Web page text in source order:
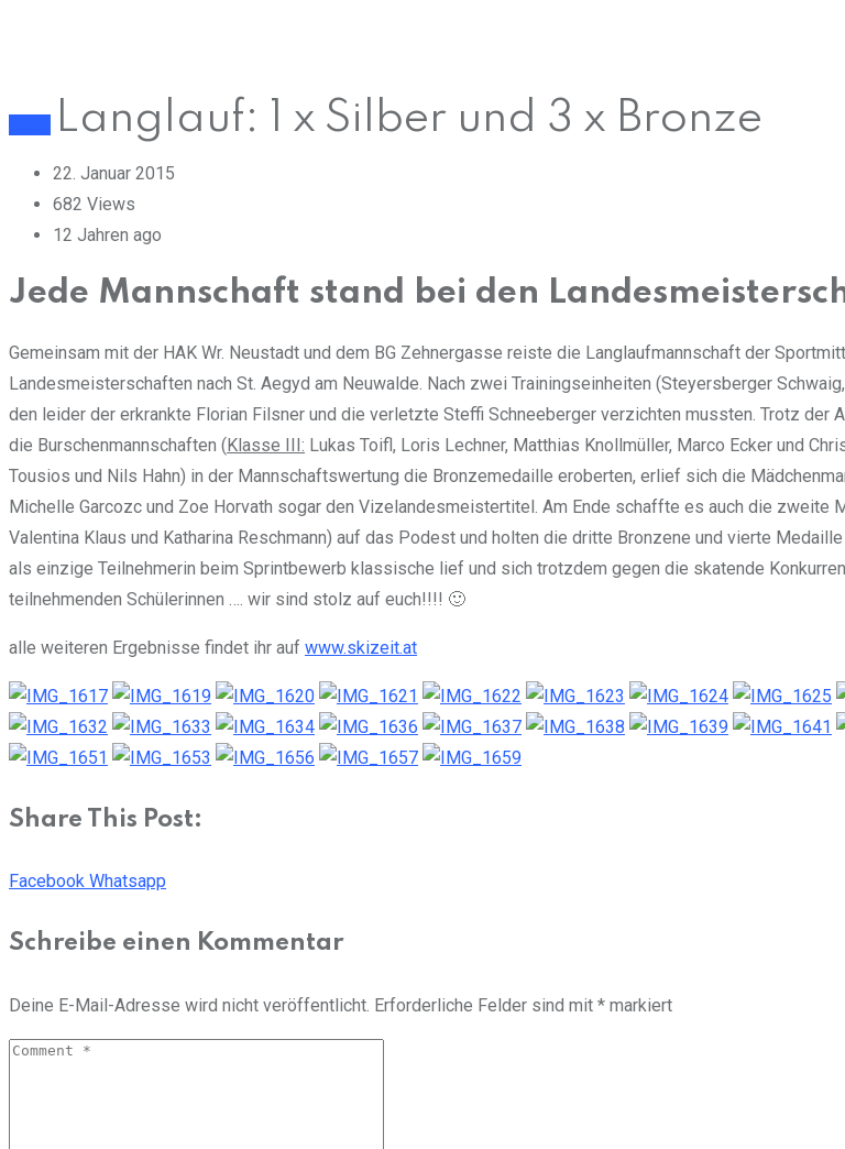
Langlauf: 1 x Silber und 3 x Bronze
22. Januar 2015
682 Views
12 Jahren ago
Jede Mannschaft stand bei den
Gemeinsam mit der HAK Wr. Neustadt und dem BG Zehnergasse reiste die Langlaufmannschaft der
Landesmeisterschaften nach St. Aegyd am Neuwalde. Nach zwei Trainingseinheiten (Steyersberger
den leider der erkrankte Florian Filsner und die verletzte Steffi Schneeberger verzichten mussten. Trotz
die Burschenmannschaften (Klasse III: Lukas Toifl, Loris Lechner, Matthias Knollmüller, Marco Ecker und
Tousios und Nils Hahn) in der Mannschaftswertung die Bronzemedaille eroberten, erlief sich die
Michelle Garcozc und Zoe Horvath sogar den Vizelandesmeistertitel. Am Ende schaffte es auch die zweite
Valentina Klaus und Katharina Reschmann) auf das Podest und holten die dritte Bronzene und vierte
als einzige Teilnehmerin beim Sprintbewerb klassische lief und sich trotzdem gegen die skatende
teilnehmenden Schülerinnen …. wir sind stolz auf euch!!!! 🙂
alle weiteren Ergebnisse findet ihr auf www.skizeit.at
Share This Post:
Facebook Whatsapp
Schreibe einen Kommentar
Deine E-Mail-Adresse wird nicht veröffentlicht. Erforderliche Felder sind mit * markiert